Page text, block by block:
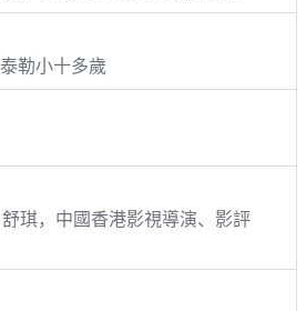
勒小十多歲
琪，中國香港影視導演、影評